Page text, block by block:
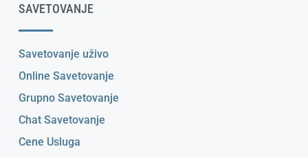
SAVETOVANJE
Savetovanje uživo
Online Savetovanje
Grupno Savetovanje
Chat Savetovanje
Cene Usluga